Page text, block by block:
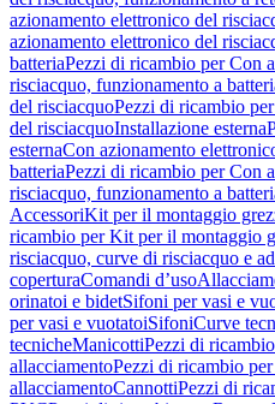
azionamento elettronico del
azionamento elettronico del
batteriaPezzi di ricambio per Con
risciacquo, funzionamento a
del risciacquoPezzi di ricambio
del risciacquoInstallazione esterna
esternaCon azionamento
batteriaPezzi di ricambio per Con
risciacquo, funzionamento a
AccessoriKit per il montaggio
ricambio per Kit per il montaggio
risciacquo, curve di risciacquo e
coperturaComandi d’uso
orinatoi e bidetSifoni per vasi e
per vasi e vuotatoiSifoniCurve
tecnicheManicottiPezzi di
allacciamentoPezzi di ricambio
allacciamentoCannottiPezzi di